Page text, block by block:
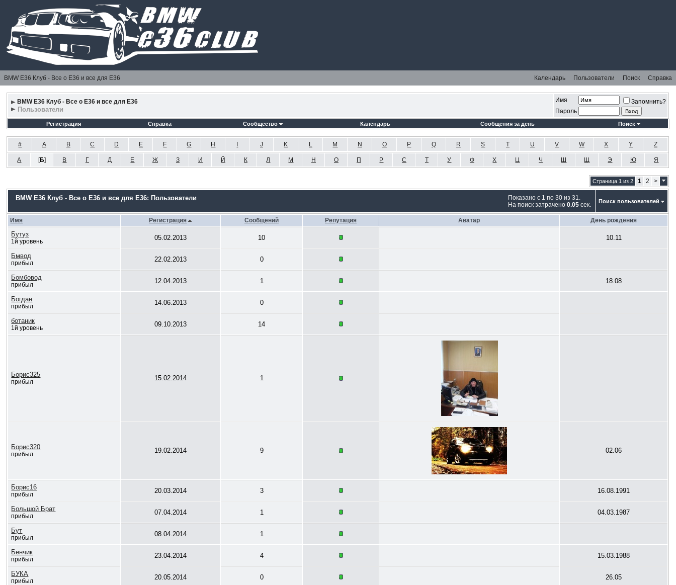
BMW E36 Клуб - Все о Е36 и все для Е36 Календарь Пользователи Поиск Справка
BMW E36 Клуб - Все о Е36 и все для Е36
Пользователи
Имя
Запомнить?
Пароль
Регистрация Справка Сообщество Календарь Сообщения за день Поиск
# A B C D E F G H J K L M N O P Q R S T U V W X Y Z
А [Б] В Г Д Е Ж З И Й К Л М Н О П Р С Т У Ф Х Ц Ч Ш Щ Э Ю Я
Страница 1 из 2 1 2 >
Показано с 1 по 30 из 31.
На поиск затрачено0.05 сек.
BMW E36 Клуб - Все о Е36 и все для Е36: Пользователи Поиск пользователей
Имя Регистрация Сообщений Репутация Аватар День рождения
Бутуз
1й уровень 05.02.2013 10 10.11
Бмвод
прибыл 22.02.2013 0
Бомбовод
прибыл 12.04.2013 1 18.08
Богдан
прибыл 14.06.2013 0
ботаник
1й уровень 09.10.2013 14
Борис325
прибыл 15.02.2014 1
Борис320
прибыл 19.02.2014 9 02.06
Борис16
прибыл 20.03.2014 3 16.08.1991
Большой Брат
прибыл 07.04.2014 1 04.03.1987
Бут
прибыл 08.04.2014 1
Бенчик
прибыл 23.04.2014 4 15.03.1988
БУКА
прибыл 20.05.2014 0 26.05